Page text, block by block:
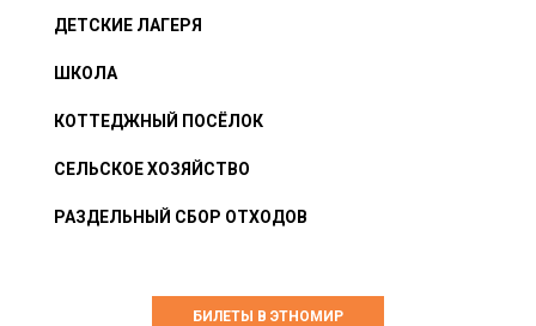
ДЕТСКИЕ ЛАГЕРЯ
ШКОЛА
КОТТЕДЖНЫЙ ПОСЁЛОК
СЕЛЬСКОЕ ХОЗЯЙСТВО
РАЗДЕЛЬНЫЙ СБОР ОТХОДОВ
БИЛЕТЫ В ЭТНОМИР